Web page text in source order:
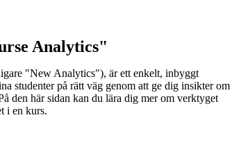
Analytics"
"New Analytics"), är ett enkelt, inbyggt
studenter på rätt väg genom att ge dig insikter om
den här sidan kan du lära dig mer om verktyget
i en kurs.